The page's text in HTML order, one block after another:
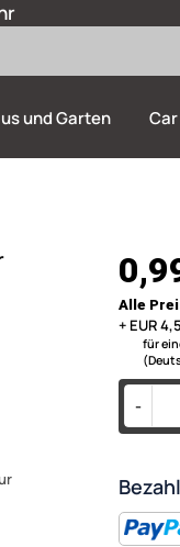
und Garten
Alle
+ EUR
für
-